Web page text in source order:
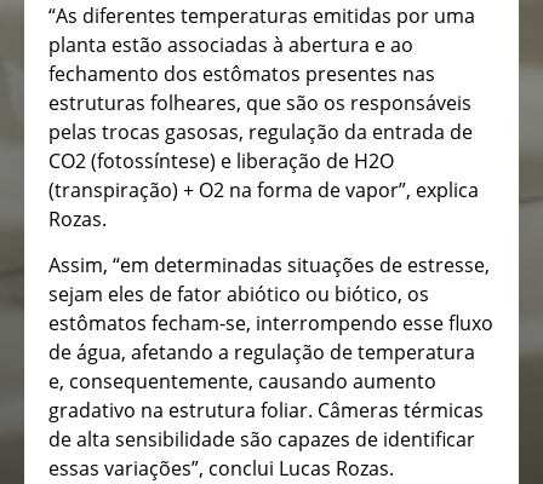
“As diferentes temperaturas emitidas por uma
planta estão associadas à abertura e ao
fechamento dos estômatos presentes nas
estruturas folheares, que são os responsáveis
pelas trocas gasosas, regulação da entrada de
CO2 (fotossíntese) e liberação de H2O
(transpiração) + O2 na forma de vapor”, explica
Rozas.
Assim, “em determinadas situações de estresse,
sejam eles de fator abiótico ou biótico, os
estômatos fecham-se, interrompendo esse fluxo
de água, afetando a regulação de temperatura
e, consequentemente, causando aumento
gradativo na estrutura foliar. Câmeras térmicas
de alta sensibilidade são capazes de identificar
essas variações”, conclui Lucas Rozas.